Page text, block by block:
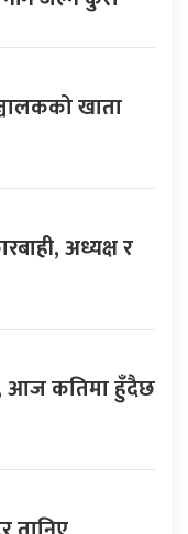
खाता
अध्यक्ष र
आज कतिमा हुँदैछ